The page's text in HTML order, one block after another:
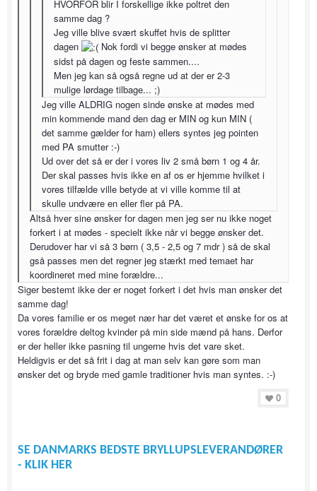
HVORFOR blir I forskellige ikke poltret den
samme dag ?
Jeg ville blive svært skuffet hvis de splitter
dagen
Nok fordi vi begge ønsker at mødes
sidst på dagen og feste sammen....
Men jeg kan så også regne ud at der er 2-3
mulige lørdage tilbage... ;)
Jeg ville ALDRIG nogen sinde ønske at mødes med
min kommende mand den dag er MIN og kun MIN (
det samme gælder for ham) ellers syntes jeg pointen
med PA smutter :-)
Ud over det så er der i vores liv 2 små børn 1 og 4 år.
Der skal passes hvis ikke en af os er hjemme hvilket i
vores tilfælde ville betyde at vi ville komme til at
skulle undvære en eller fler på PA.
Altså hver sine ønsker for dagen men jeg ser nu ikke noget
forkert i at mødes - specielt ikke når vi begge ønsker det.
Derudover har vi så 3 børn ( 3,5 - 2,5 og 7 mdr ) så de skal
gså passes men det regner jeg stærkt med temaet har
koordineret med mine forældre...
Siger bestemt ikke der er noget forkert i det hvis man ønsker det
samme dag!
Da vores familie er os meget nær har det været et ønske for os at
vores forældre deltog kvinder på min side mænd på hans. Derfor
er der heller ikke pasning til ungerne hvis det vare sket.
Heldigvis er det så frit i dag at man selv kan gøre som man
ønsker det og bryde med gamle traditioner hvis man syntes. :-)
0
SE DANMARKS BEDSTE BRYLLUPSLEVERANDØRER
- KLIK HER